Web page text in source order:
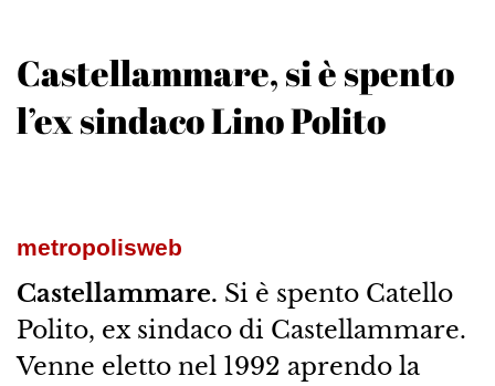
Castellammare, si è spento
l’ex sindaco Lino Polito
metropolisweb
Castellammare. Si è spento Catello
Polito, ex sindaco di Castellammare.
Venne eletto nel 1992 aprendo la